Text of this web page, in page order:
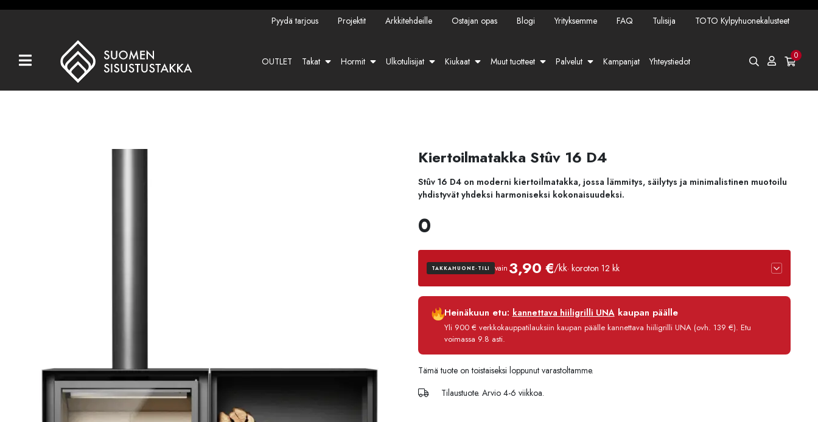
Kaikki tuotteet
Projektit
Arkkitehdeille
Pyydä tarjous Projektit Arkkitehdeille Ostajan opas Blogi Yrityksemme FAQ Tulisija TOTO Kylpyhuonekalusteet
OUTLET Takat Hormit Ulkotulisijat Kiukaat Muut tuotteet Palvelut Kampanjat Yhteystiedot 0
Kiertoilmatakka Stûv 16 D4
Stûv 16 D4 on moderni kiertoilmatakka, jossa lämmitys, säilytys ja minimalistinen muotoilu
yhdistyvät yhdeksi harmoniseksi kokonaisuudeksi.
0
TAKKAHUONE-TILI vain 3,90 €/kk· koroton 12 kk
Luottoaika
Korko
Käsittelymaksu
Heinäkuun etu: kannettava hiiligrilli UNAkaupan päälle
Yli 900 € verkkokauppatilauksiin kaupan päälle kannettava hiiligrilli UNA (ovh. 139 €). Etu
voimassa 9.8 asti.
Tämä tuote on toistaiseksi loppunut varastoltamme.
Tilaustuote. Arvio 4-6 viikkoa.